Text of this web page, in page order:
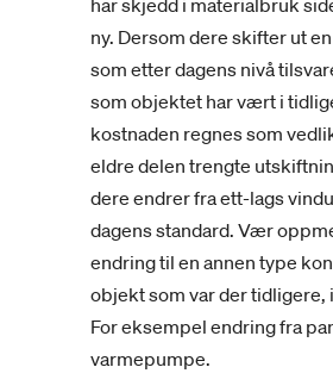
har skjedd i materialbruk
ny. Dersom dere skifter ut
som etter dagens nivå
som objektet har vært i
kostnaden regnes som
eldre delen trengte
dere endrer fra ett-lags
dagens standard. Vær
endring til en annen type
objekt som var der
For eksempel endring fra
varmepumpe.